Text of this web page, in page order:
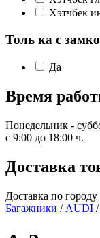
Хэтчбек
Толь ка с
Да
Время
Понедельник -
с 9:00 до 18:00 ч.
Доставка
Доставка по
Багажники / AUDI